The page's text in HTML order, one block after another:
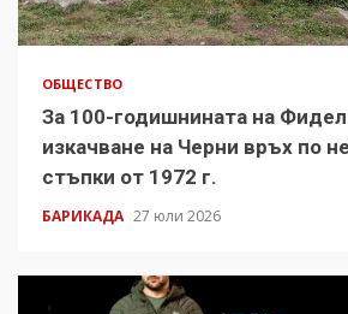
ОБЩЕСТВО
За 100-годишнината на
изкачване на Черни връх по
стъпки от 1972 г.
БАРИКАДА 27 юли 2026